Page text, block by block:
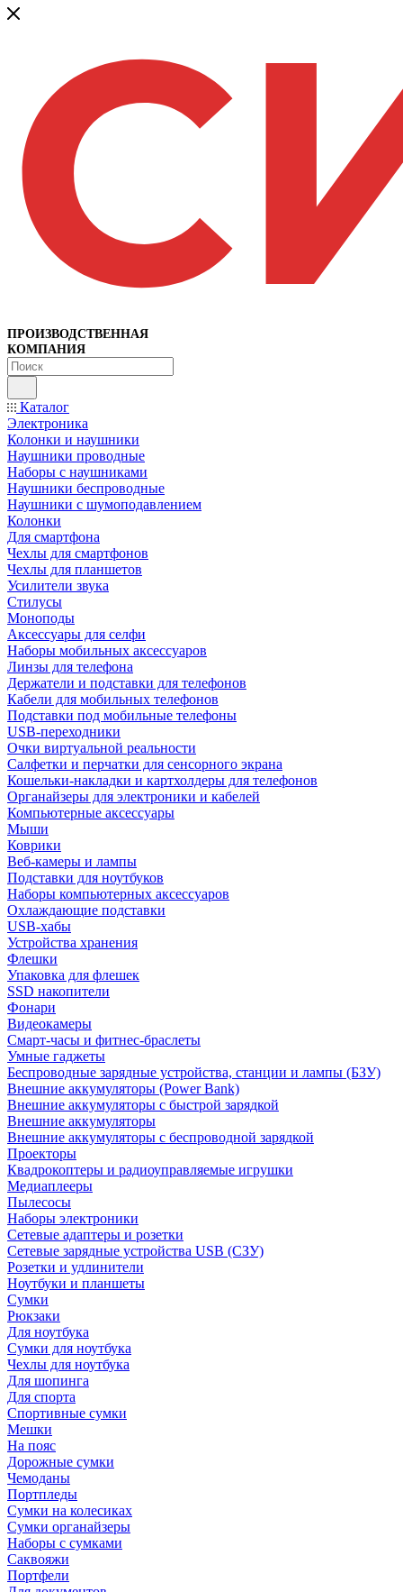
ПРОИЗВОДСТВЕННАЯ
КОМПАНИЯ
Каталог
Электроника
Колонки и наушники
Наушники проводные
Наборы с наушниками
Наушники беспроводные
Наушники с шумоподавлением
Колонки
Для смартфона
Чехлы для смартфонов
Чехлы для планшетов
Усилители звука
Стилусы
Моноподы
Аксессуары для селфи
Наборы мобильных аксессуаров
Линзы для телефона
Держатели и подставки для телефонов
Кабели для мобильных телефонов
Подставки под мобильные телефоны
USB-переходники
Очки виртуальной реальности
Салфетки и перчатки для сенсорного экрана
Кошельки-накладки и картхолдеры для телефонов
Органайзеры для электроники и кабелей
Компьютерные аксессуары
Мыши
Коврики
Веб-камеры и лампы
Подставки для ноутбуков
Наборы компьютерных аксессуаров
Охлаждающие подставки
USB-хабы
Устройства хранения
Флешки
Упаковка для флешек
SSD накопители
Фонари
Видеокамеры
Смарт-часы и фитнес-браслеты
Умные гаджеты
Беспроводные зарядные устройства, станции и лампы (БЗУ)
Внешние аккумуляторы (Power Bank)
Внешние аккумуляторы с быстрой зарядкой
Внешние аккумуляторы
Внешние аккумуляторы с беспроводной зарядкой
Проекторы
Квадрокоптеры и радиоуправляемые игрушки
Медиаплееры
Пылесосы
Наборы электроники
Сетевые адаптеры и розетки
Сетевые зарядные устройства USB (СЗУ)
Розетки и удлинители
Ноутбуки и планшеты
Сумки
Рюкзаки
Для ноутбука
Сумки для ноутбука
Чехлы для ноутбука
Для шопинга
Для спорта
Спортивные сумки
Мешки
На пояс
Дорожные сумки
Чемоданы
Портпледы
Сумки на колесиках
Сумки органайзеры
Наборы с сумками
Саквояжи
Портфели